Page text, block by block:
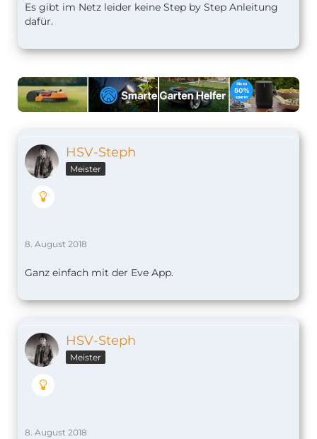
Es gibt im Netz leider keine Step by Step Anleitung
dafür.
HSV-Steph
Meister
8. August 2018
Ganz einfach mit der Eve App.
HSV-Steph
Meister
8. August 2018